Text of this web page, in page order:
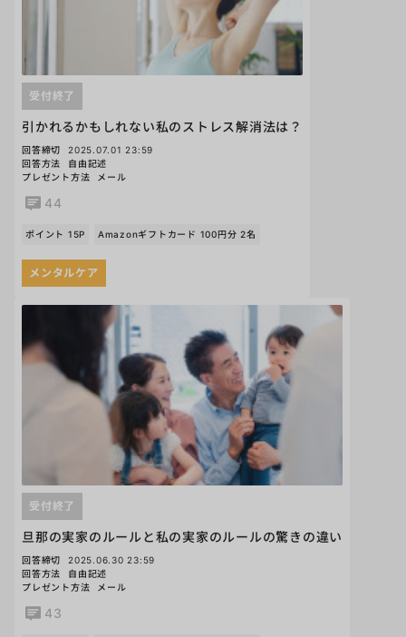
引かれるかもしれない私のストレス解消法は？
受付終了
回答締切
2025.07.01 23:59
回答方法
自由記述
プレゼント方法
メール
44
ポイント 15P Amazonギフトカード 100円分 2名
メンタルケア
旦那の実家のルールと私の実家のルールの驚きの違い
受付終了
回答締切
2025.06.30 23:59
回答方法
自由記述
プレゼント方法
メール
43